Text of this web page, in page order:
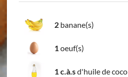
2 banane(s)
1oeuf(s)
1 c.à.sd'huile de coco